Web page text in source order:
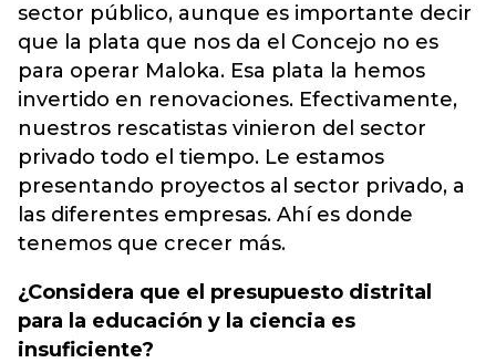
sector público, aunque es importante decir
que la plata que nos da el Concejo no es
para operar Maloka. Esa plata la hemos
invertido en renovaciones. Efectivamente,
nuestros rescatistas vinieron del sector
privado todo el tiempo. Le estamos
presentando proyectos al sector privado, a
las diferentes empresas. Ahí es donde
tenemos que crecer más.
¿Considera que el presupuesto distrital
para la educación y la ciencia es
insuficiente?